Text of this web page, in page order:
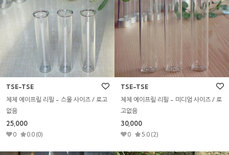
TSE-TSE
체체 에이프릴 리필 - 스몰 사이즈 / 로고
없음
25,000
0 0.0 (0)
TSE-TSE
체체 에이프릴 리필 - 미디엄 사이즈 / 로
고없음
30,000
0 5.0 (2)